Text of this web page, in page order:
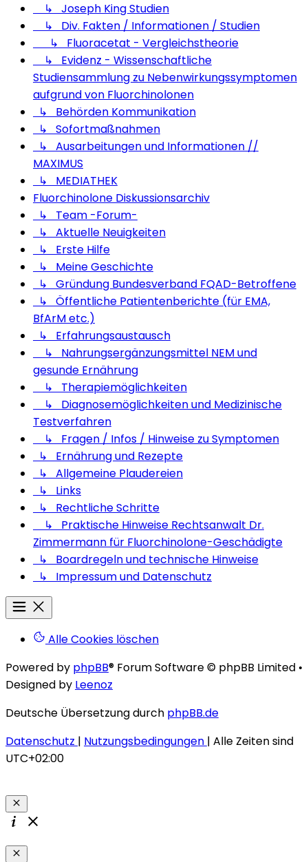
↳ Joseph King Studien
↳ Div. Fakten / Informationen / Studien
↳ Fluoracetat - Vergleichstheorie
↳ Evidenz - Wissenschaftliche
Studiensammlung zu Nebenwirkungssymptomen
aufgrund von Fluorchinolonen
↳ Behörden Kommunikation
↳ Sofortmaßnahmen
↳ Ausarbeitungen und Informationen //
MAXIMUS
↳ MEDIATHEK
Fluorchinolone Diskussionsarchiv
↳ Team -Forum-
↳ Aktuelle Neuigkeiten
↳ Erste Hilfe
↳ Meine Geschichte
↳ Gründung Bundesverband FQAD-Betroffene
↳ Öffentliche Patientenberichte (für EMA,
BfArM etc.)
↳ Erfahrungsaustausch
↳ Nahrungsergänzungsmittel NEM und
gesunde Ernährung
↳ Therapiemöglichkeiten
↳ Diagnosemöglichkeiten und Medizinische
Testverfahren
↳ Fragen / Infos / Hinweise zu Symptomen
↳ Ernährung und Rezepte
↳ Allgemeine Plaudereien
↳ Links
↳ Rechtliche Schritte
↳ Praktische Hinweise Rechtsanwalt Dr.
Zimmermann für Fluorchinolone-Geschädigte
↳ Boardregeln und technische Hinweise
↳ Impressum und Datenschutz
Alle Cookies löschen
Powered by phpBB® Forum Software © phpBB Limited •
Designed by Leenoz
Deutsche Übersetzung durch phpBB.de
Datenschutz | Nutzungsbedingungen | Alle Zeiten sind
UTC+02:00